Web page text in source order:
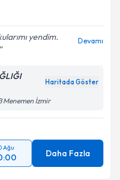
yendim.
Devamı
Haritada Göster
Menemen İzmir
Ağu
Daha Fazla